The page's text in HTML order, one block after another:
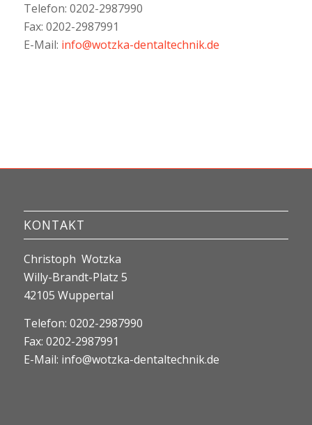
Telefon: 0202-2987990
Fax: 0202-2987991
E-Mail: info@wotzka-dentaltechnik.de
KONTAKT
Christoph Wotzka
Willy-Brandt-Platz 5
42105 Wuppertal
Telefon: 0202-2987990
Fax: 0202-2987991
E-Mail: info@wotzka-dentaltechnik.de